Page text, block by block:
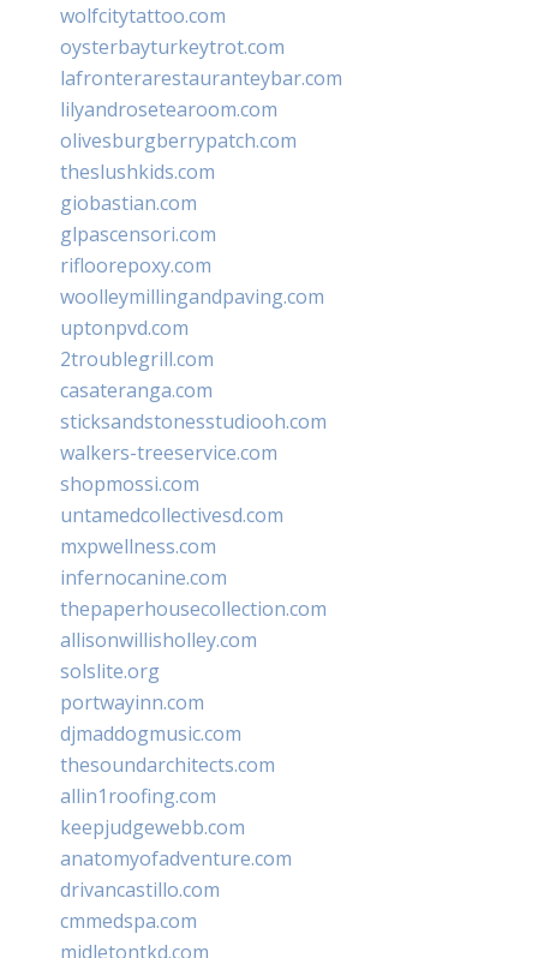
wolfcitytattoo.com
oysterbayturkeytrot.com
lafronterarestauranteybar.com
lilyandrosetearoom.com
olivesburgberrypatch.com
theslushkids.com
giobastian.com
glpascensori.com
rifloorepoxy.com
woolleymillingandpaving.com
uptonpvd.com
2troublegrill.com
casateranga.com
sticksandstonesstudiooh.com
walkers-treeservice.com
shopmossi.com
untamedcollectivesd.com
mxpwellness.com
infernocanine.com
thepaperhousecollection.com
allisonwillisholley.com
solslite.org
portwayinn.com
djmaddogmusic.com
thesoundarchitects.com
allin1roofing.com
keepjudgewebb.com
anatomyofadventure.com
drivancastillo.com
cmmedspa.com
midletontkd.com